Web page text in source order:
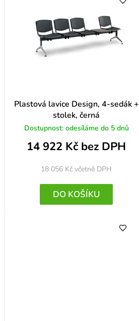
Plastová lavice Design, 4-sedák +
stolek, černá
Dostupnost: odesíláme do 5 dnů
14 922 Kč bez DPH
18 056 Kčvčetně DPH
DO KOŠÍKU